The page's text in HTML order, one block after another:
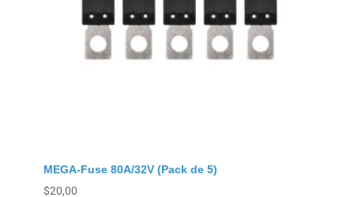
MEGA-Fuse 80A/32V (Pack de 5)
$20,00